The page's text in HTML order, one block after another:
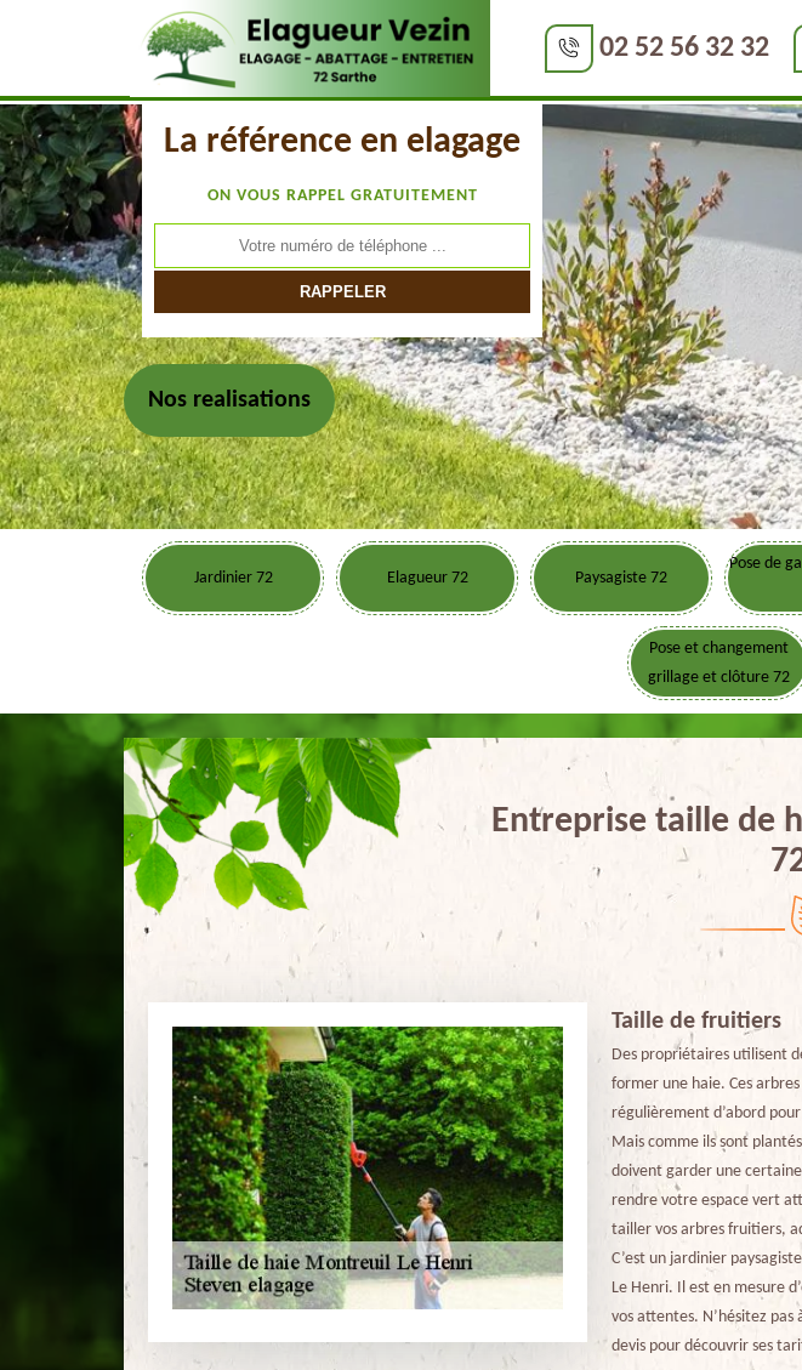
02 52 56 32 32
La référence en elagage
ON VOUS RAPPEL GRATUITEMENT
Nos realisations
Jardinier 72 Elagueur 72 Paysagiste 72
Pose de
Pose et changement
grillage et clôture 72
Entreprise taille de
Taille de fruitiers
Des propriétaires utilisent
former une haie. Ces
régulièrement d’abord
Mais comme ils sont
doivent garder une
rendre votre espace vert
tailler vos arbres fruitiers,
C’est un jardinier
Le Henri. Il est en mesure
vos attentes. N’hésitez
devis pour découvrir ses